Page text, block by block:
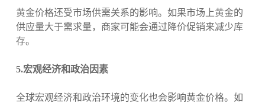
黄金价格还受市场供需关系的影响。如果市场上黄金的
供应量大于需求量，商家可能会通过降价促销来减少库
存。
5.宏观经济和政治因素
全球宏观经济和政治环境的变化也会影响黄金价格。如